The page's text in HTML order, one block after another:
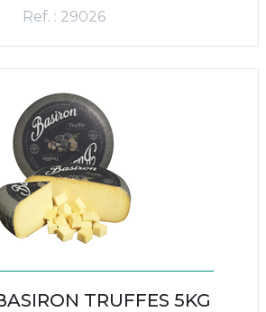
Ref. : 29026
TRUFFES 5KG